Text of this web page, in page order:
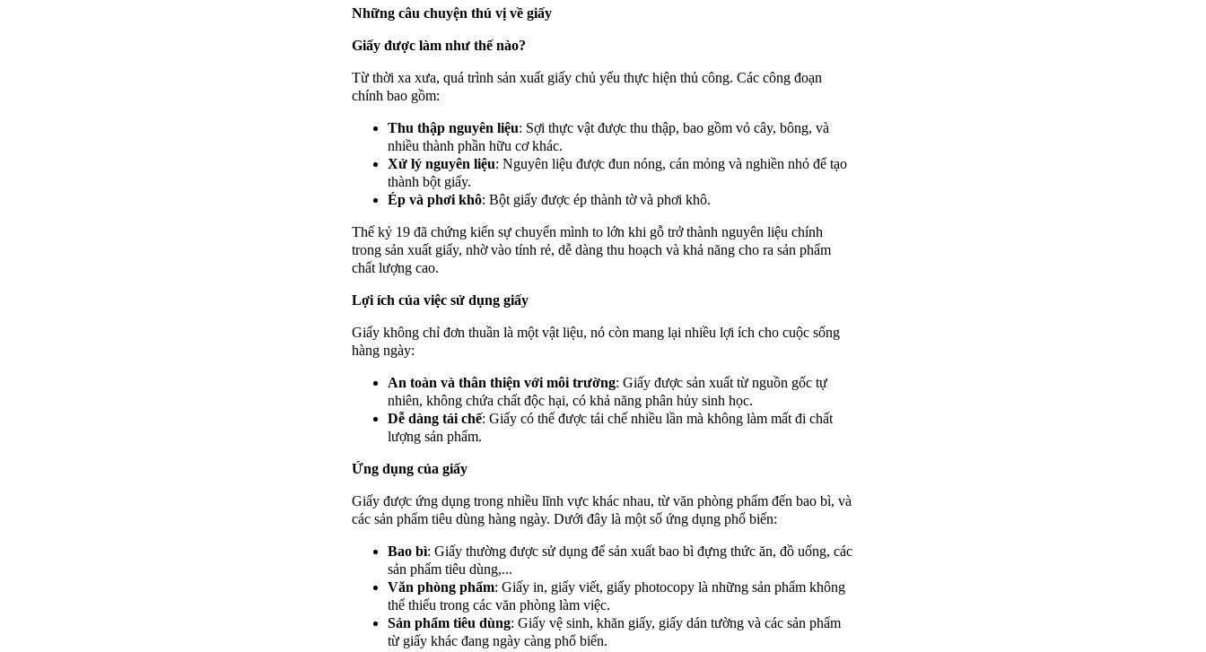
Những câu chuyện thú vị về giấy
Giấy được làm như thế nào?
Từ thời xa xưa, quá trình sản xuất giấy chủ yếu thực hiện thủ công. Các công đoạn
chính bao gồm:
Thu thập nguyên liệu: Sợi thực vật được thu thập, bao gồm vỏ cây, bông, và
nhiều thành phần hữu cơ khác.
Xử lý nguyên liệu: Nguyên liệu được đun nóng, cán mỏng và nghiền nhỏ để tạo
thành bột giấy.
Ép và phơi khô: Bột giấy được ép thành tờ và phơi khô.
Thế kỷ 19 đã chứng kiến sự chuyển mình to lớn khi gỗ trở thành nguyên liệu chính
trong sản xuất giấy, nhờ vào tính rẻ, dễ dàng thu hoạch và khả năng cho ra sản phẩm
chất lượng cao.
Lợi ích của việc sử dụng giấy
Giấy không chỉ đơn thuần là một vật liệu, nó còn mang lại nhiều lợi ích cho cuộc sống
hàng ngày:
An toàn và thân thiện với môi trường: Giấy được sản xuất từ nguồn gốc tự
nhiên, không chứa chất độc hại, có khả năng phân hủy sinh học.
Dễ dàng tái chế: Giấy có thể được tái chế nhiều lần mà không làm mất đi chất
lượng sản phẩm.
Ứng dụng của giấy
Giấy được ứng dụng trong nhiều lĩnh vực khác nhau, từ văn phòng phẩm đến bao bì, và
các sản phẩm tiêu dùng hàng ngày. Dưới đây là một số ứng dụng phổ biến:
Bao bì: Giấy thường được sử dụng để sản xuất bao bì đựng thức ăn, đồ uống, các
sản phẩm tiêu dùng,...
Văn phòng phẩm: Giấy in, giấy viết, giấy photocopy là những sản phẩm không
thể thiếu trong các văn phòng làm việc.
Sản phẩm tiêu dùng: Giấy vệ sinh, khăn giấy, giấy dán tường và các sản phẩm
từ giấy khác đang ngày càng phổ biến.